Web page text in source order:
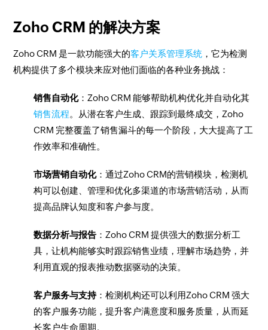
Zoho CRM 的解决方案
Zoho CRM 是一款功能强大的客户关系管理系统 ，它为检测
机构提供了多个模块来应对他们面临的各种业务挑战：
销售自动化：Zoho CRM 能够帮助机构优化并自动化其
销售流程。从潜在客户生成、跟踪到最终成交，Zoho
CRM 完整覆盖了销售漏斗的每一个阶段，大大提高了工
作效率和准确性。
市场营销自动化：通过Zoho CRM的营销模块，检测机
构可以创建、管理和优化多渠道的市场营销活动，从而
提高品牌认知度和客户参与度。
数据分析与报告 ：Zoho CRM 提供强大的数据分析工
具，让机构能够实时跟踪销售业绩，理解市场趋势，并
利用直观的报表推动数据驱动的决策。
客户服务与支持：检测机构还可以利用Zoho CRM 强大
的客户服务功能，提升客户满意度和服务质量，从而延
长客户生命周期。